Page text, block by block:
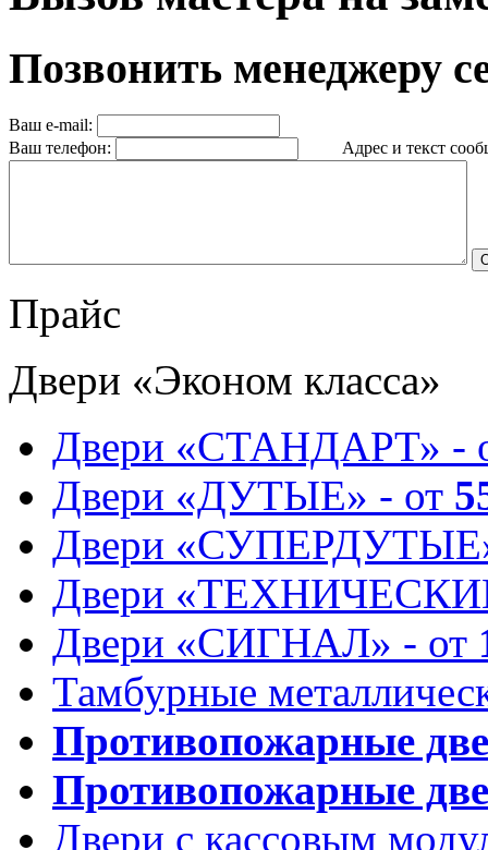
Позвонить менеджеру
Ваш e-mail:
Ваш телефон:
Адрес и текст
Прайс
Двери «Эконом класса»
Двери «СТАНДАРТ» -
Двери «ДУТЫЕ» - от
Двери
Двери
Двери «СИГНАЛ» - от
Тамбурные
Противопожарные
Противопожарные
Двери с кассовым